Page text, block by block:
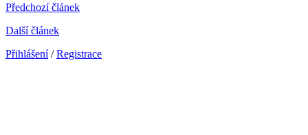
Předchozí článek
Další článek
Přihlášení/Registrace